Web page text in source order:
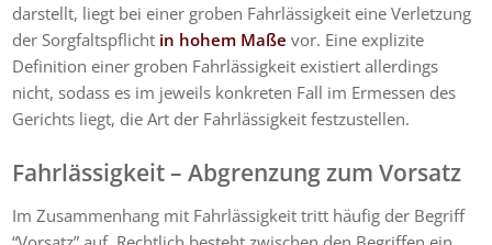
darstellt, liegt bei einer groben Fahrlässigkeit eine Verletzung
der Sorgfaltspflicht in hohem Maße vor. Eine explizite
Definition einer groben Fahrlässigkeit existiert allerdings
nicht, sodass es im jeweils konkreten Fall im Ermessen des
Gerichts liegt, die Art der Fahrlässigkeit festzustellen.
Fahrlässigkeit – Abgrenzung zum Vorsatz
Im Zusammenhang mit Fahrlässigkeit tritt häufig der Begriff